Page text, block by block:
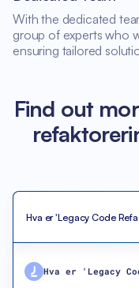
With the dedicated
group of experts who
ensuring tailored
Find out
Hva er 'Legacy Code
Hva er 'Legacy